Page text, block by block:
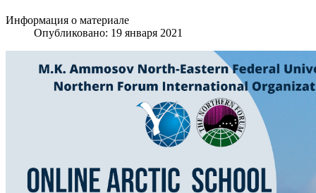
Информация о материале
Опубликовано: 19 января 2021